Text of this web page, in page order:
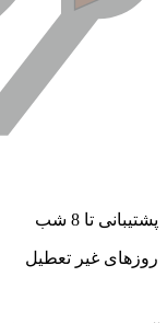
تا 8 شب
غیر تعطیل